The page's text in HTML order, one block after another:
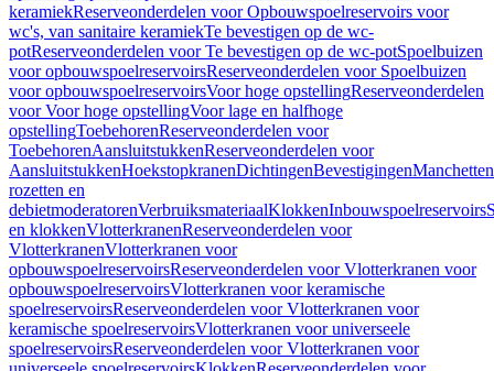
keramiekReserveonderdelen voor Opbouwspoelreservoirs voor
wc's, van sanitaire keramiekTe bevestigen op de wc-
potReserveonderdelen voor Te bevestigen op de wc-potSpoelbuizen
voor opbouwspoelreservoirsReserveonderdelen voor Spoelbuizen
voor opbouwspoelreservoirsVoor hoge opstellingReserveonderdelen
voor Voor hoge opstellingVoor lage en halfhoge
opstellingToebehorenReserveonderdelen voor
ToebehorenAansluitstukkenReserveonderdelen voor
AansluitstukkenHoekstopkranenDichtingenBevestigingenManchetten
rozetten en
debietmoderatorenVerbruiksmateriaalKlokkenInbouwspoelreservoirs
en klokkenVlotterkranenReserveonderdelen voor
VlotterkranenVlotterkranen voor
opbouwspoelreservoirsReserveonderdelen voor Vlotterkranen voor
opbouwspoelreservoirsVlotterkranen voor keramische
spoelreservoirsReserveonderdelen voor Vlotterkranen voor
keramische spoelreservoirsVlotterkranen voor universeele
spoelreservoirsReserveonderdelen voor Vlotterkranen voor